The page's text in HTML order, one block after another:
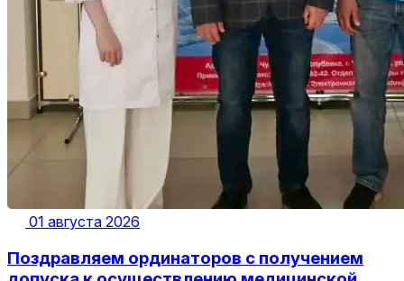
01 августа 2026
Поздравляем ординаторов с получением